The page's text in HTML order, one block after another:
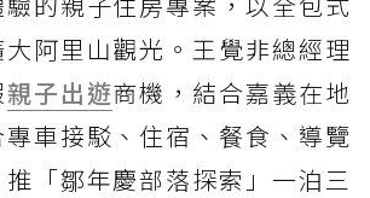
阿里山觀光。王覺非總經理
親子出遊商機，結合嘉義在地
車接駁、住宿、餐食、導覽
「鄒年慶部落探索」一泊三